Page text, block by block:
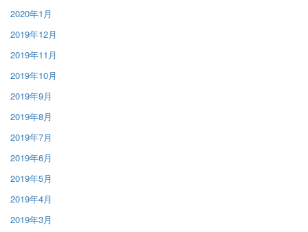
2020年1月
2019年12月
2019年11月
2019年10月
2019年9月
2019年8月
2019年7月
2019年6月
2019年5月
2019年4月
2019年3月